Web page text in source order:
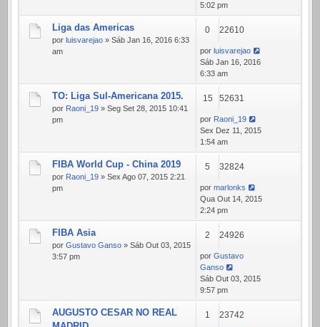
5:02 pm
Liga das Americas
por luisvarejao » Sáb Jan 16, 2016 6:33
am
0 22610
por luisvarejao
Sáb Jan 16, 2016
6:33 am
TO: Liga Sul-Americana 2015.
por Raoni_19 » Seg Set 28, 2015 10:41
pm
15 52631
por Raoni_19
Sex Dez 11, 2015
1:54 am
FIBA World Cup - China 2019
por Raoni_19 » Sex Ago 07, 2015 2:21
pm
5 32824
por marlonks
Qua Out 14, 2015
2:24 pm
FIBA Asia
por Gustavo Ganso » Sáb Out 03, 2015
3:57 pm
2 24926
por Gustavo
Ganso
Sáb Out 03, 2015
9:57 pm
AUGUSTO CESAR NO REAL
1 23742